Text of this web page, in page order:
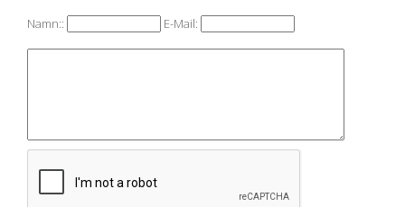
Namn:: E-Mail: